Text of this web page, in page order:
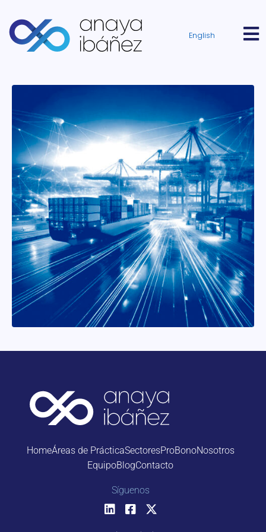
English
HomeÁreas de PrácticaSectoresProBonoNosotros
EquipoBlogContacto
Síguenos